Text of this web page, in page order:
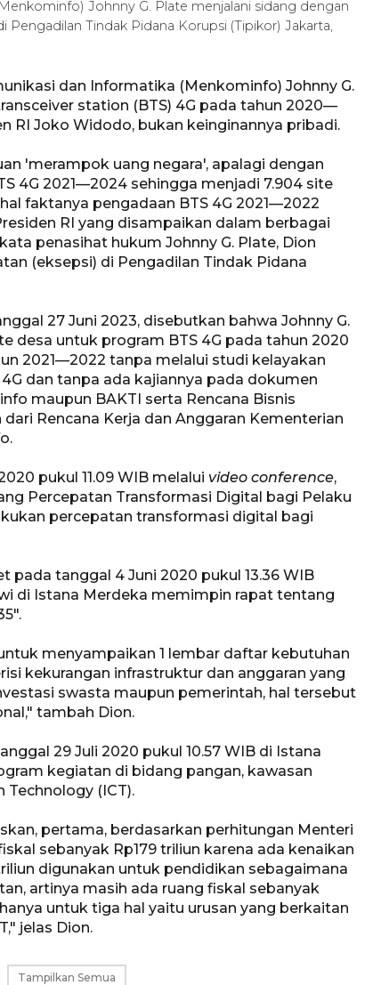
Johnny G. Plate menjalani sidang dengan
Tindak Pidana Korupsi (Tipikor) Jakarta,
dan Informatika (Menkominfo) Johnny G.
station (BTS) 4G pada tahun 2020—
RI Joko Widodo, bukan keinginannya pribadi.
'merampok uang negara', apalagi dengan
4G 2021—2024 sehingga menjadi 7.904 site
faktanya pengadaan BTS 4G 2021—2022
RI yang disampaikan dalam berbagai
penasihat hukum Johnny G. Plate, Dion
(eksepsi) di Pengadilan Tindak Pidana
27 Juni 2023, disebutkan bahwa Johnny G.
desa untuk program BTS 4G pada tahun 2020
2021—2022 tanpa melalui studi kelayakan
dan tanpa ada kajiannya pada dokumen
maupun BAKTI serta Rencana Bisnis
Rencana Kerja dan Anggaran Kementerian
pukul 11.09 WIB melalui video conference,
Percepatan Transformasi Digital bagi Pelaku
percepatan transformasi digital bagi
pada tanggal 4 Juni 2020 pukul 13.36 WIB
di Istana Merdeka memimpin rapat tentang
menyampaikan 1 lembar daftar kebutuhan
kekurangan infrastruktur dan anggaran yang
swasta maupun pemerintah, hal tersebut
tambah Dion.
29 Juli 2020 pukul 10.57 WIB di Istana
kegiatan di bidang pangan, kawasan
(ICT).
pertama, berdasarkan perhitungan Menteri
sebanyak Rp179 triliun karena ada kenaikan
digunakan untuk pendidikan sebagaimana
artinya masih ada ruang fiskal sebanyak
untuk tiga hal yaitu urusan yang berkaitan
jelas Dion.
Tampilkan Semua